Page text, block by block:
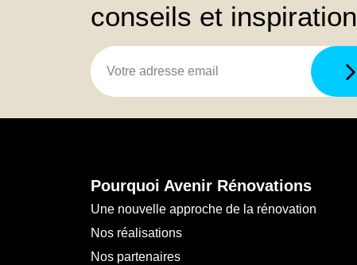
conseils et
Pourquoi Avenir Rénovations
Une nouvelle approche de la rénovation
Nos réalisations
Nos partenaires